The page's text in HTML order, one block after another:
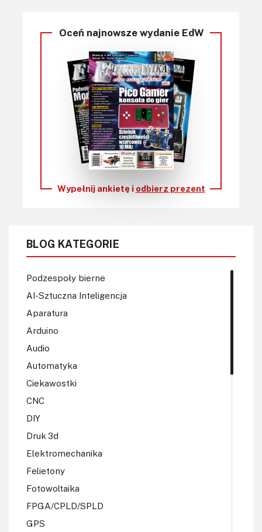
Oceń najnowsze wydanie EdW
Wypełnij ankietę i odbierz prezent
BLOG KATEGORIE
Podzespoły bierne
AI-Sztuczna Inteligencja
Aparatura
Arduino
Audio
Automatyka
Ciekawostki
CNC
DIY
Druk 3d
Elektromechanika
Felietony
Fotowoltaika
FPGA/CPLD/SPLD
GPS